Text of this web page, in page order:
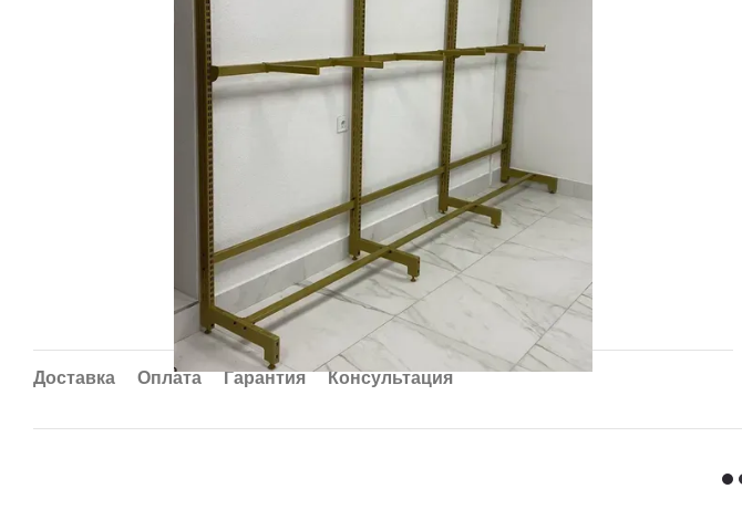
Доставка Оплата Гарантия Консультация